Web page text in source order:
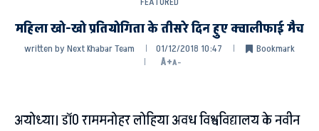
महिला खो-खो प्रतियोगिता के तीसरे दिन हुए क्वालीफाई मैच
written byNext Khabar Team 01/12/2018 10:47
Bookmark
A+A-
अयोध्या। डॉ0 राममनोहर लोहिया अवध विश्वविद्यालय के नवीन